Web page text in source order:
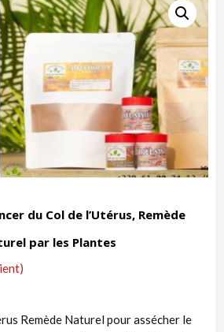
du Col de l’Utérus, Remède
par les Plantes
Remède Naturel pour assécher le